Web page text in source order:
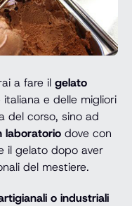
a fare il gelato
e delle migliori
del corso, sino ad
laboratorio dove con
il gelato dopo aver
del mestiere.
o industriali